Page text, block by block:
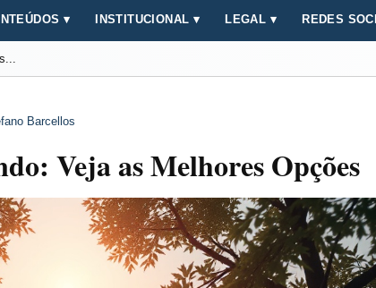
▾ INSTITUCIONAL ▾ LEGAL ▾ REDES
Barcellos
Veja as Melhores Opções